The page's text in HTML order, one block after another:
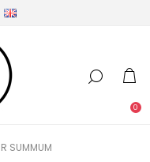
0
SUMMUM